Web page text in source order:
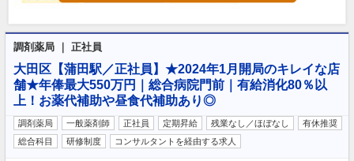
調剤薬局 ｜ 正社員
大田区【蒲田駅／正社員】★2024年1月開局のキレイな店
舗★年俸最大550万円｜総合病院門前｜有給消化80％以
上！お薬代補助や昼食代補助あり◎
調剤薬局 一般薬剤師 正社員 定期昇給 残業なし／ほぼなし
有休推奨
総合科目
研修制度 コンサルタントを経由する求人